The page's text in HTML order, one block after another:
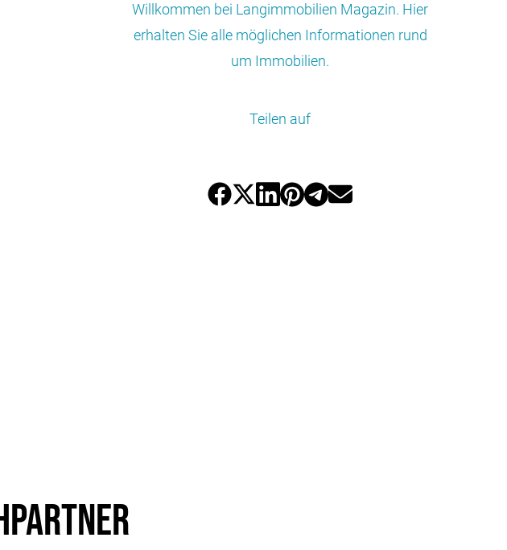
Willkommen bei Langimmobilien Magazin. Hier
erhalten Sie alle möglichen Informationen rund
um Immobilien.
Teilen auf